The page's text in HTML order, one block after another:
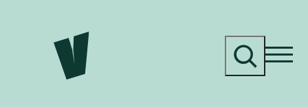
contenuto
r